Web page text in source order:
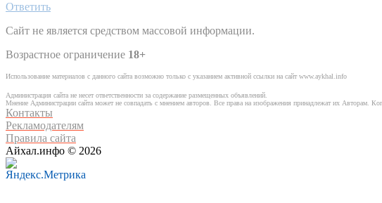
Ответить
Сайт не является средством массовой информации.
Возрастное ограничение 18+
Использование материалов с данного сайта возможно только с указанием активной ссылки на сайт www.aykhal.info
Администрация сайта не несет ответственности за содержание размещенных объявлений.
Мнение Администрации сайта может не совпадать с мнением авторов. Все права на изображения принадлежат их Авторам.
Контакты
Рекламодателям
Правила сайта
Айхал.инфо © 2026